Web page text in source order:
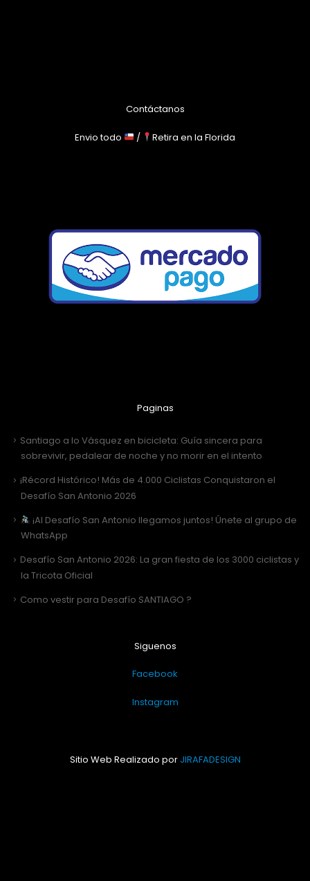
Contáctanos
Envio todo / Retira en la Florida
Paginas
Santiago a lo Vásquez en bicicleta: Guía sincera para
sobrevivir, pedalear de noche y no morir en el intento
¡Récord Histórico! Más de 4.000 Ciclistas Conquistaron el
Desafío San Antonio 2026
¡Al Desafío San Antonio llegamos juntos! Únete al grupo de
WhatsApp
Desafío San Antonio 2026: La gran fiesta de los 3000 ciclistas y
la Tricota Oficial
Como vestir para Desafío SANTIAGO ?
Siguenos
Facebook
Instagram
Sitio Web Realizado por JIRAFADESIGN